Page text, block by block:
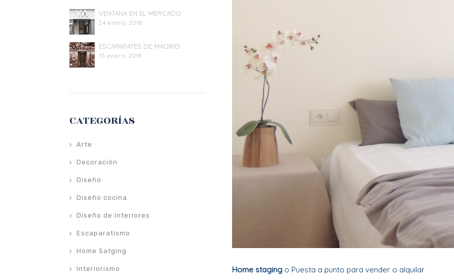
VENTANA EN EL MERCADO
24 enero, 2018
ESCAPARATES DE MADRID
15 enero, 2018
CATEGORÍAS
Arte
Decoración
Diseño
Diseño cocina
Diseño de Interiores
Escaparatismo
Home Satging
Interiorismo Home staging o Puesta a punto para vender o alquilar